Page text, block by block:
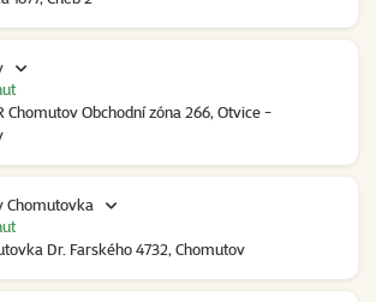
Chomutov Obchodní zóna 266, Otvice -
Chomutovka
Dr. Farského 4732, Chomutov